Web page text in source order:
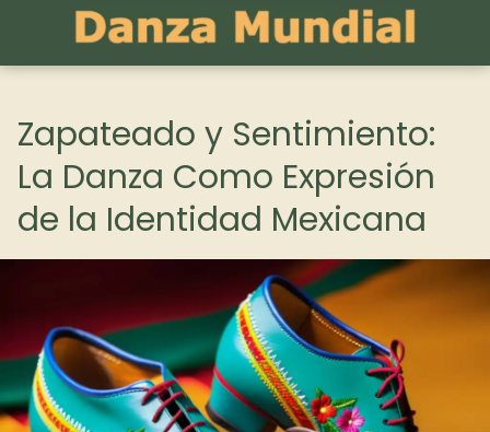
Zapateado y Sentimiento:
La Danza Como Expresión
de la Identidad Mexicana